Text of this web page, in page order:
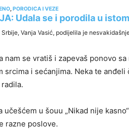
nam se vratiš i zapevaš ponovo
srcima i sećanjima. Neka te
učešćem u šouu „Nikad nije
razne poslove.